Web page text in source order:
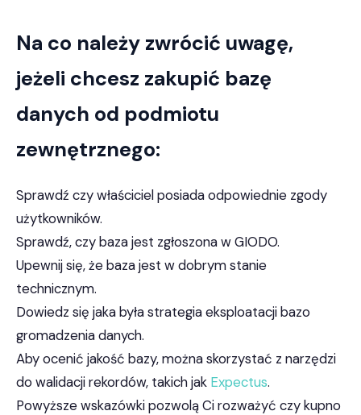
Na co należy zwrócić uwagę,
jeżeli chcesz zakupić bazę
danych od podmiotu
zewnętrznego:
Sprawdź czy właściciel posiada odpowiednie zgody
użytkowników.
Sprawdź, czy baza jest zgłoszona w GIODO.
Upewnij się, że baza jest w dobrym stanie
technicznym.
Dowiedz się jaka była strategia eksploatacji bazo
gromadzenia danych.
Aby ocenić jakość bazy, można skorzystać z narzędzi
do walidacji rekordów, takich jak Expectus.
Powyższe wskazówki pozwolą Ci rozważyć czy kupno